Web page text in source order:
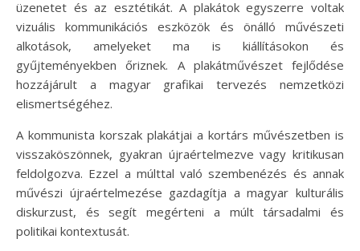
üzenetet és az esztétikát. A plakátok egyszerre voltak
vizuális kommunikációs eszközök és önálló művészeti
alkotások, amelyeket ma is kiállításokon és
gyűjteményekben őriznek. A plakátművészet fejlődése
hozzájárult a magyar grafikai tervezés nemzetközi
elismertségéhez.
A kommunista korszak plakátjai a kortárs művészetben is
visszaköszönnek, gyakran újraértelmezve vagy kritikusan
feldolgozva. Ezzel a múlttal való szembenézés és annak
művészi újraértelmezése gazdagítja a magyar kulturális
diskurzust, és segít megérteni a múlt társadalmi és
politikai kontextusát.